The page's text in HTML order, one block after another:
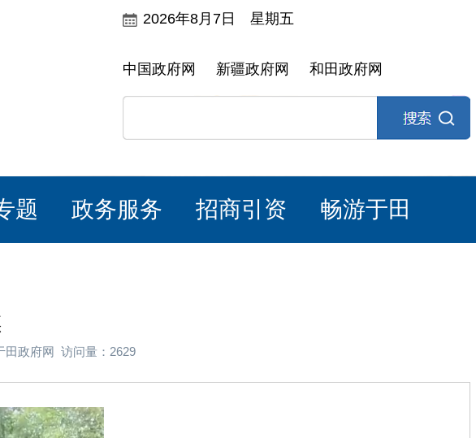
2026年8月7日 星期五
中国政府网 新疆政府网 和田政府网
题 政务服务 招商引资 畅游于田
田政府网 访问量：2629